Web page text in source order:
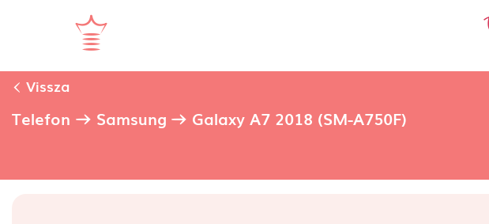
Vissza
Telefon Samsung Galaxy A7 2018 (SM-A750F)